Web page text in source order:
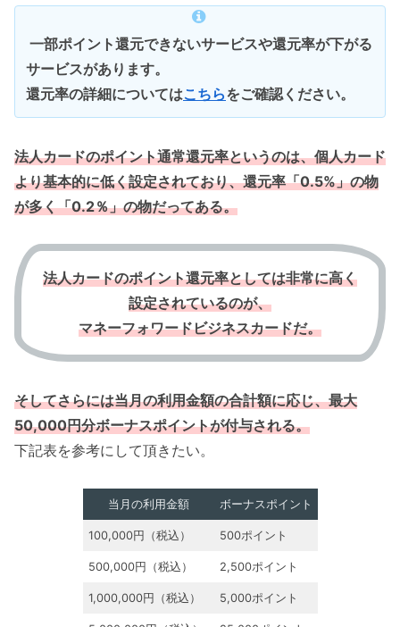
一部ポイント還元できないサービスや還元率が下がる
サービスがあります。
還元率の詳細についてはこちらをご確認ください。
法人カードのポイント通常還元率というのは、個人カード
より基本的に低く設定されており、還元率「0.5%」の物
が多く「0.2％」の物だってある。
法人カードのポイント還元率としては非常に高く
設定されているのが、
マネーフォワードビジネスカードだ。
そしてさらには当月の利用金額の合計額に応じ、最大
50,000円分ボーナスポイントが付与される。
下記表を参考にして頂きたい。
当月の利用金額 ボーナスポイント
100,000円（税込） 500ポイント
500,000円（税込） 2,500ポイント
1,000,000円（税込） 5,000ポイント